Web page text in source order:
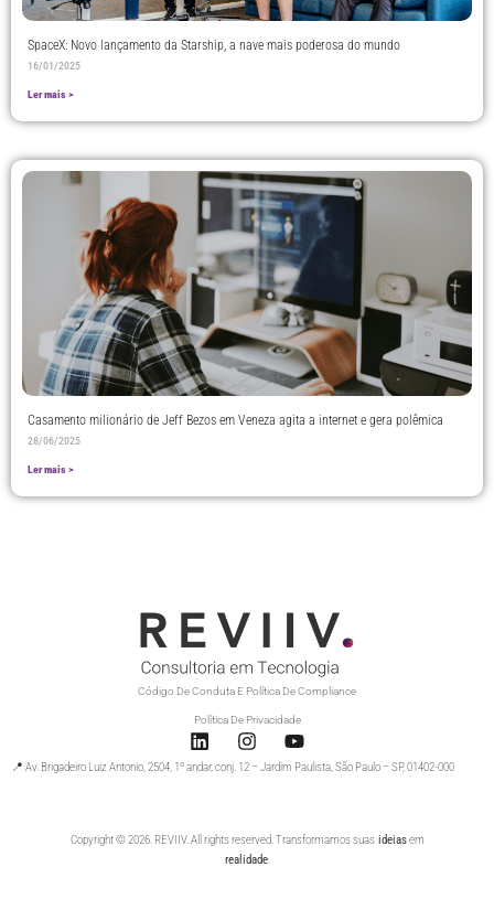
SpaceX: Novo lançamento da Starship, a nave mais poderosa do mundo
16/01/2025
Ler mais >
Casamento milionário de Jeff Bezos em Veneza agita a internet e gera polêmica
28/06/2025
Ler mais >
Código De Conduta E Política De Compliance
Política De Privacidade
📍 Av. Brigadeiro Luiz Antonio, 2504, 1º andar, conj. 12 – Jardim Paulista, São Paulo – SP, 01402-000
Copyright © 2026. REVIIV. All rights reserved. Transformamos suasideiasem
realidade.